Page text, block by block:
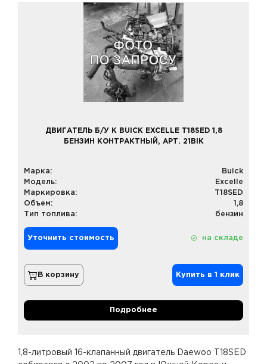
ДВИГАТЕЛЬ Б/У К BUICK EXCELLE T18SED 1,8
БЕНЗИН КОНТРАКТНЫЙ, АРТ. 21BIK
Марка:
Buick
Модель:
Excelle
Маркировка:
T18SED
Объем:
1,8
Тип топлива:
бензин
Уточнить стоимость на складе
В корзину Купить в 1 клик
Подробнее
1,8-литровый 16-клапанный двигатель Daewoo T18SED